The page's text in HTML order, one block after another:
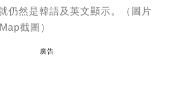
仍然是韓語及英文顯示。（圖片
截圖）
廣告